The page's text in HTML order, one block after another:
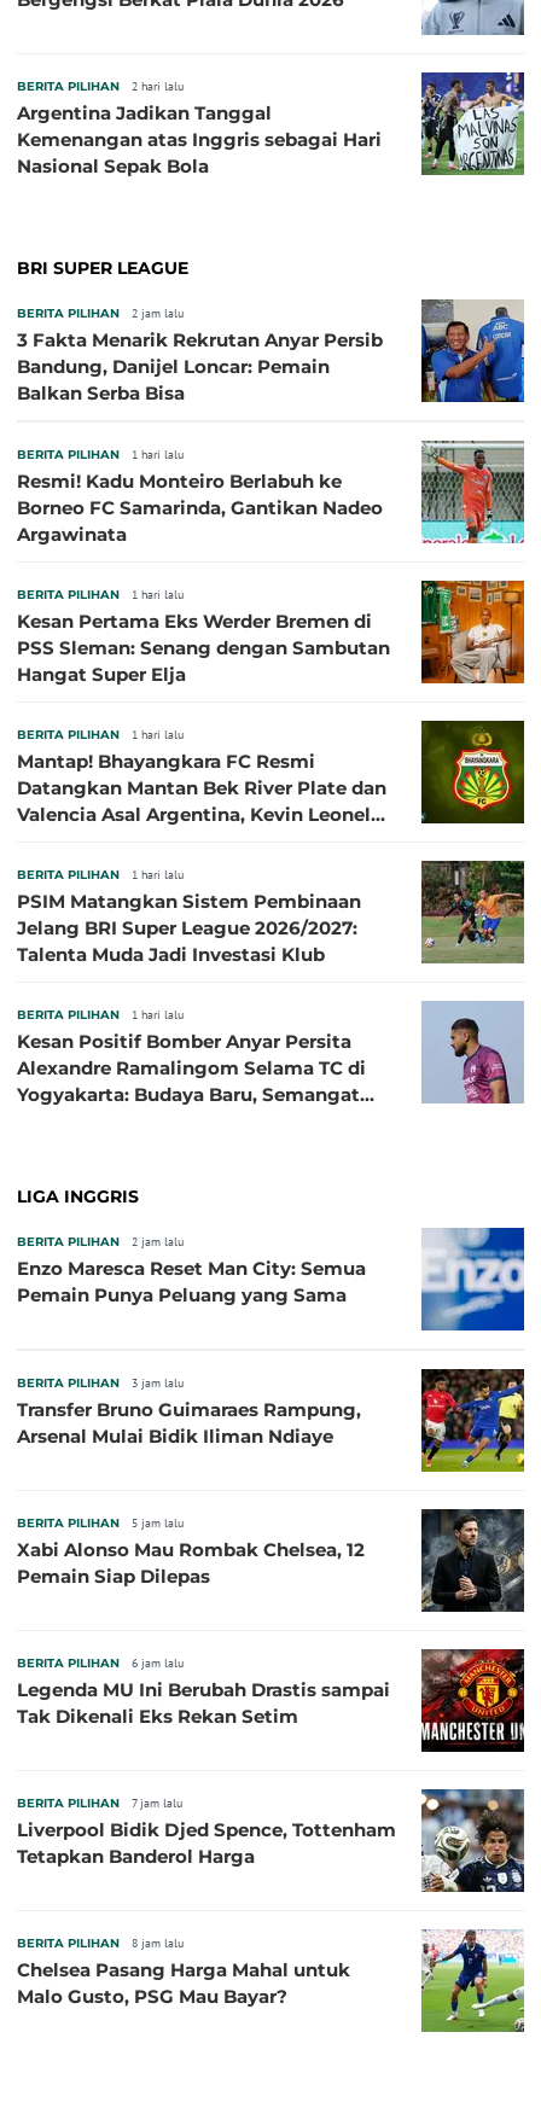
BERITA PILIHAN 2 hari lalu
Argentina Jadikan Tanggal
Kemenangan atas Inggris sebagai Hari
Nasional Sepak Bola
BRI SUPER LEAGUE
BERITA PILIHAN 2 jam lalu
3 Fakta Menarik Rekrutan Anyar Persib
Bandung, Danijel Loncar: Pemain
Balkan Serba Bisa
BERITA PILIHAN 1 hari lalu
Resmi! Kadu Monteiro Berlabuh ke
Borneo FC Samarinda, Gantikan Nadeo
Argawinata
BERITA PILIHAN 1 hari lalu
Kesan Pertama Eks Werder Bremen di
PSS Sleman: Senang dengan Sambutan
Hangat Super Elja
BERITA PILIHAN 1 hari lalu
Mantap! Bhayangkara FC Resmi
Datangkan Mantan Bek River Plate dan
Valencia Asal Argentina, Kevin Leonel
BERITA PILIHAN 1 hari lalu
PSIM Matangkan Sistem Pembinaan
Jelang BRI Super League 2026/2027:
Talenta Muda Jadi Investasi Klub
BERITA PILIHAN 1 hari lalu
Kesan Positif Bomber Anyar Persita
Alexandre Ramalingom Selama TC di
Yogyakarta: Budaya Baru, Semangat
LIGA INGGRIS
BERITA PILIHAN 2 jam lalu
Enzo Maresca Reset Man City: Semua
Pemain Punya Peluang yang Sama
BERITA PILIHAN 3 jam lalu
Transfer Bruno Guimaraes Rampung,
Arsenal Mulai Bidik Iliman Ndiaye
BERITA PILIHAN 5 jam lalu
Xabi Alonso Mau Rombak Chelsea, 12
Pemain Siap Dilepas
BERITA PILIHAN 6 jam lalu
Legenda MU Ini Berubah Drastis sampai
Tak Dikenali Eks Rekan Setim
BERITA PILIHAN 7 jam lalu
Liverpool Bidik Djed Spence, Tottenham
Tetapkan Banderol Harga
BERITA PILIHAN 8 jam lalu
Chelsea Pasang Harga Mahal untuk
Malo Gusto, PSG Mau Bayar?